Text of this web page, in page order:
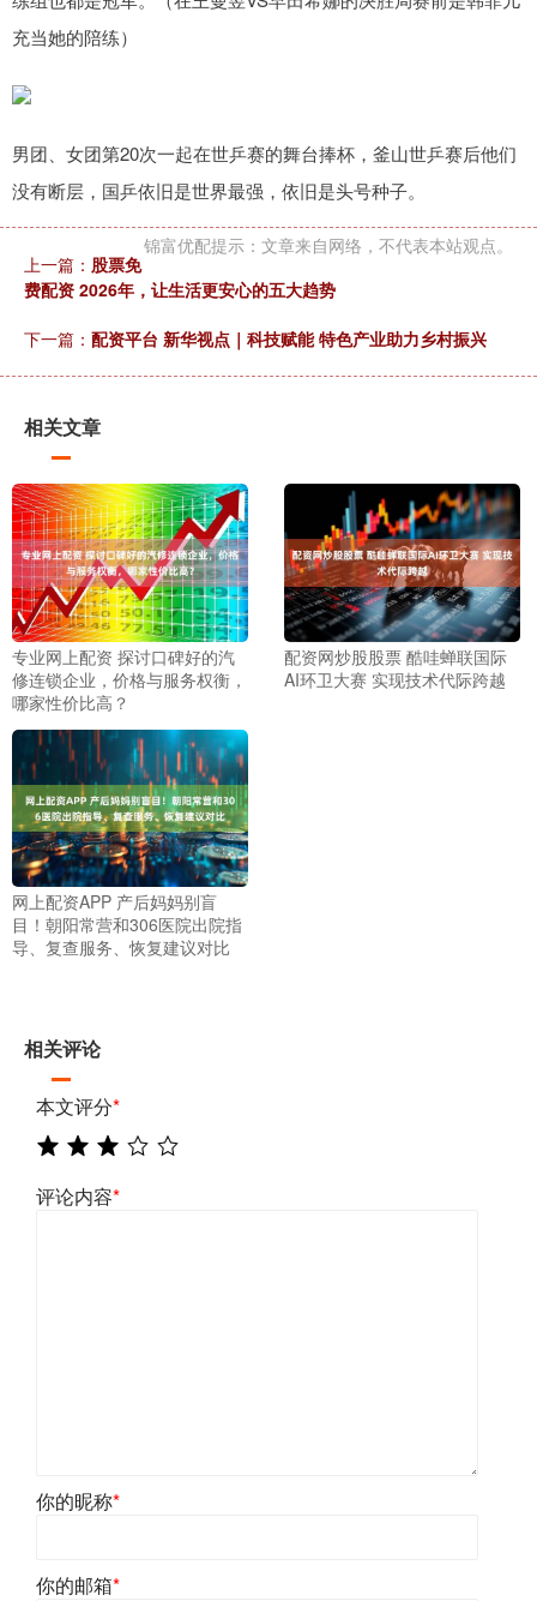
充当她的陪练）
男团、女团第20次一起在世乒赛的舞台捧杯，釜山世乒赛后他们
没有断层，国乒依旧是世界最强，依旧是头号种子。
锦富优配提示：文章来自网络，不代表本站观点。
上一篇： 股票免
费配资 2026年，让生活更安心的五大趋势
下一篇： 配资平台 新华视点｜科技赋能 特色产业助力乡村振兴
相关文章
专业网上配资 探讨口碑好的汽
修连锁企业，价格与服务权衡，
哪家性价比高？
配资网炒股股票 酷哇蝉联国际
AI环卫大赛 实现技术代际跨越
网上配资APP 产后妈妈别盲
目！朝阳常营和306医院出院指
导、复查服务、恢复建议对比
相关评论
本文评分*
评论内容*
你的昵称*
你的邮箱*